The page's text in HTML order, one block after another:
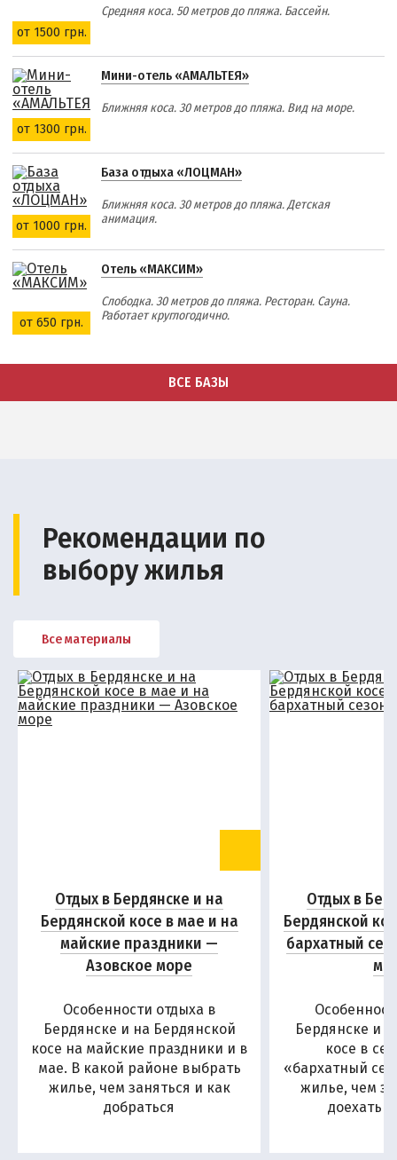
ПРОЕЗД
Маршрутки
РЕКОМЕНДАЦИИ ПО ВЫБОРУ ЖИЛЬЯ
Отдых с детьми
Отдых в мае и на майские
Отдых в сентябре
Отдых зимой и в межсезонье
Недорогой отдых
Отдых с бассейном
Отдых на первой линии
от 1500 грн.
Средняя коса. 50 метров до пляжа. Бассейн.
от 1300 грн.
Мини-отель «АМАЛЬТЕЯ»
Ближняя коса. 30 метров до пляжа. Вид на море.
от 1000 грн.
База отдыха «ЛОЦМАН»
Ближняя коса. 30 метров до пляжа. Детская
анимация.
от 650 грн.
Отель «МАКСИМ»
Слободка. 30 метров до пляжа. Ресторан. Сауна.
Работает круглогодично.
ВСЕ БАЗЫ
Рекомендации по
выбору жилья
Все материалы
Отдых в Бердянске и на
Бердянской косе в мае и на
майские праздники —
Азовское море
Особенности отдыха в
Бердянске и на Бердянской
косе на майские праздники и в
мае. В какой районе выбрать
жилье, чем заняться и как
добраться
Отдых в
Бердянской
бархатный
Бердянске и
косе в
«бархатный
жилье, чем
доехать